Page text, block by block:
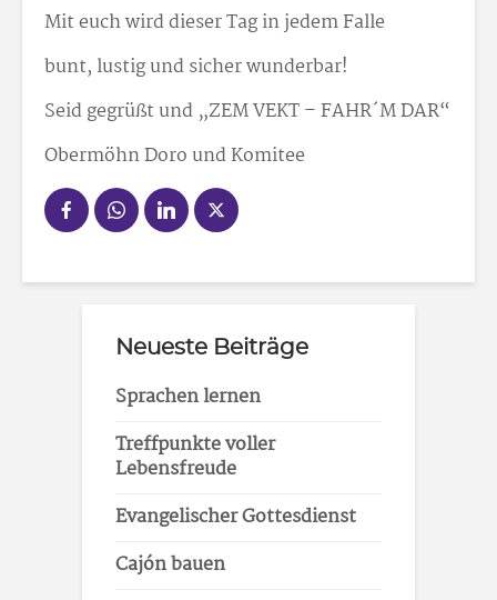
Mit euch wird dieser Tag in jedem Falle
bunt, lustig und sicher wunderbar!
Seid gegrüßt und „ZEM VEKT – FAHR´M DAR“
Obermöhn Doro und Komitee
Neueste Beiträge
Sprachen lernen
Treffpunkte voller
Lebensfreude
Evangelischer Gottesdienst
Cajón bauen